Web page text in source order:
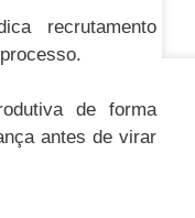
recrutamento
de forma
antes de virar